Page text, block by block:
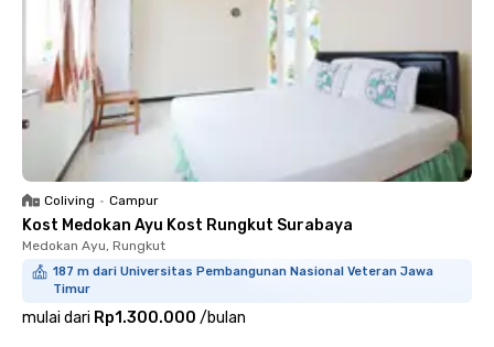
Coliving • Campur
Kost Medokan Ayu Kost Rungkut Surabaya
Medokan Ayu, Rungkut
187 m dari Universitas Pembangunan Nasional Veteran Jawa
Timur
mulai dari Rp1.300.000 /bulan